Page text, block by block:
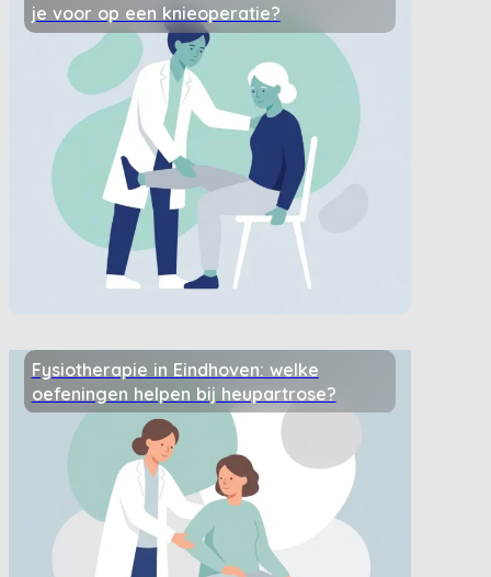
je voor op een knieoperatie?
Fysiotherapie in Eindhoven: welke
oefeningen helpen bij heupartrose?